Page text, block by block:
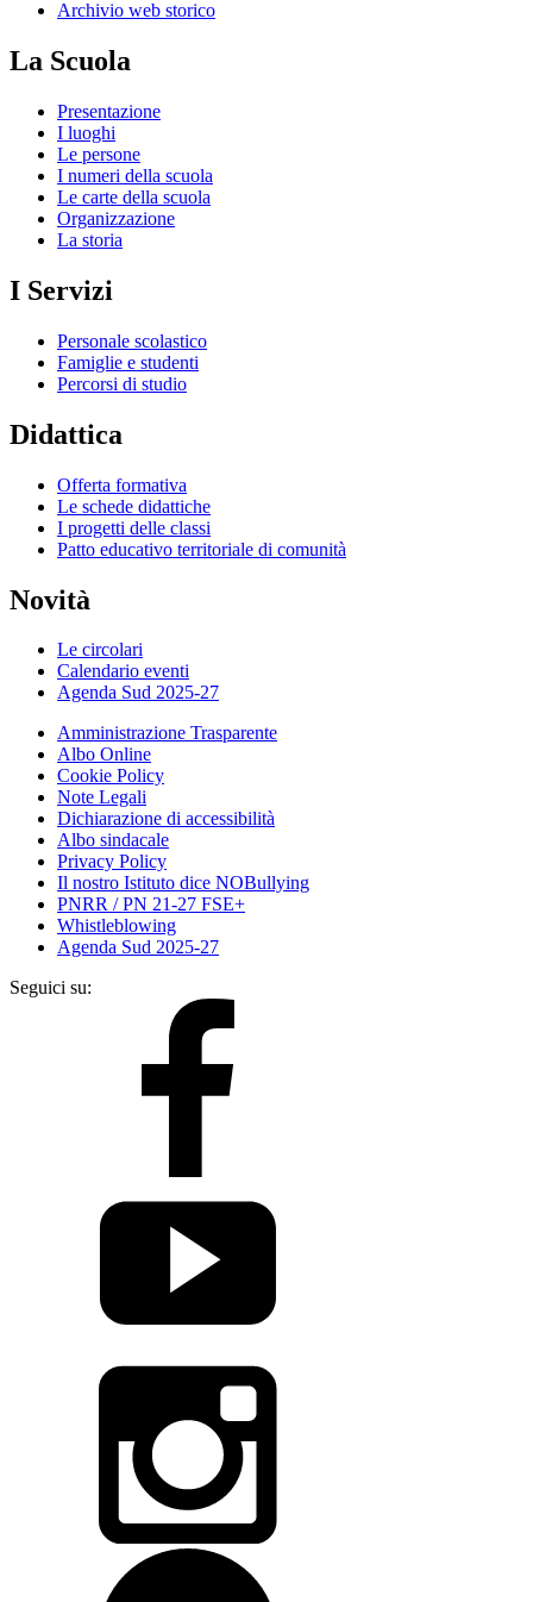
Archivio web storico
La Scuola
Presentazione
I luoghi
Le persone
I numeri della scuola
Le carte della scuola
Organizzazione
La storia
I Servizi
Personale scolastico
Famiglie e studenti
Percorsi di studio
Didattica
Offerta formativa
Le schede didattiche
I progetti delle classi
Patto educativo territoriale di comunità
Novità
Le circolari
Calendario eventi
Agenda Sud 2025-27
Amministrazione Trasparente
Albo Online
Cookie Policy
Note Legali
Dichiarazione di accessibilità
Albo sindacale
Privacy Policy
Il nostro Istituto dice NOBullying
PNRR / PN 21-27 FSE+
Whistleblowing
Agenda Sud 2025-27
Seguici su: